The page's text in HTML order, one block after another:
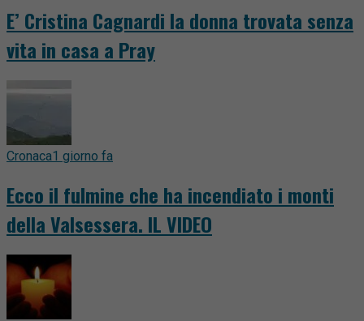
E’ Cristina Cagnardi la donna trovata senza
vita in casa a Pray
Cronaca1 giorno fa
Ecco il fulmine che ha incendiato i monti
della Valsessera. IL VIDEO